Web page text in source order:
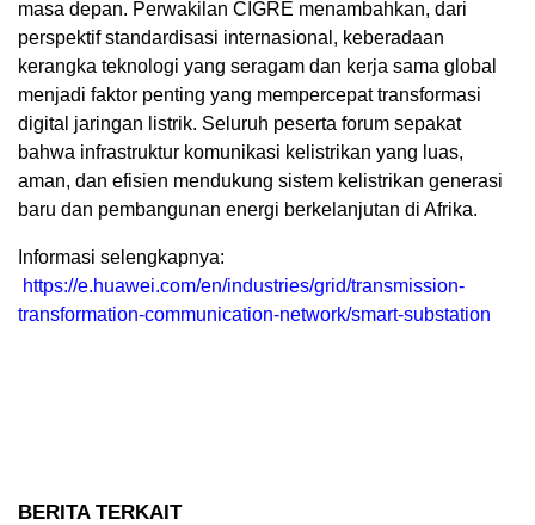
masa depan. Perwakilan CIGRE menambahkan, dari
perspektif standardisasi internasional, keberadaan
kerangka teknologi yang seragam dan kerja sama global
menjadi faktor penting yang mempercepat transformasi
digital jaringan listrik. Seluruh peserta forum sepakat
bahwa infrastruktur komunikasi kelistrikan yang luas,
aman, dan efisien mendukung sistem kelistrikan generasi
baru dan pembangunan energi berkelanjutan di Afrika.
Informasi selengkapnya:
https://e.huawei.com/en/industries/grid/transmission-
transformation-communication-network/smart-substation
BERITA TERKAIT